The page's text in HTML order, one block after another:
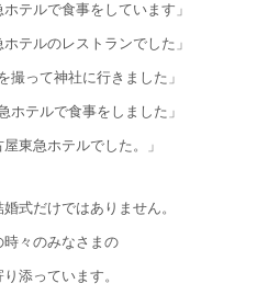
テルで食事をしています」
テルのレストランでした」
撮って神社に行きました」
ホテルで食事をしました」
東急ホテルでした。」
式だけではありません。
時々のみなさまの
添っています。